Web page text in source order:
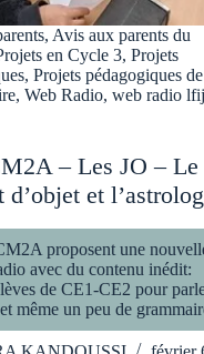
, Avis aux parents du
en Cycle 3, Projets
, Projets pédagogiques de
, Web Radio, web radio
– Les JO – Le
d’objet et
proposent une
avec du contenu inédit:
de CE1-CE2 pour
même un peu de